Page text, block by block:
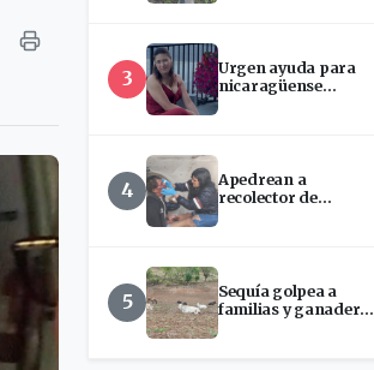
3
Urgen ayuda para
nicaragüense
4
Apedrean a
recolector de
5
Sequía golpea a
familias y ganaderos